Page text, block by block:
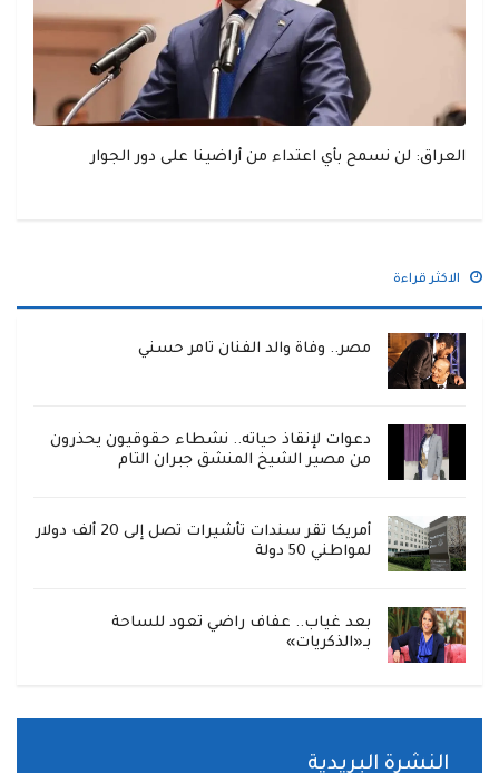
العراق: لن نسمح بأي اعتداء من أراضينا على دور الجوار
الاكثر قراءة
مصر.. وفاة والد الفنان تامر حسني
دعوات لإنقاذ حياته.. نشطاء حقوقيون يحذرون
من مصير الشيخ المنشق جبران التام
أمريكا تقر سندات تأشيرات تصل إلى 20 ألف دولار
لمواطني 50 دولة
بعد غياب.. عفاف راضي تعود للساحة
بـ«الذكريات»
النشرة البريدية